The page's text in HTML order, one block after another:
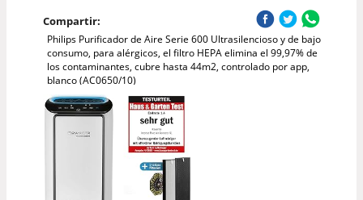
Compartir:
Philips Purificador de Aire Serie 600 Ultrasilencioso y de bajo
consumo, para alérgicos, el filtro HEPA elimina el 99,97% de
los contaminantes, cubre hasta 44m2, controlado por app,
blanco (AC0650/10)